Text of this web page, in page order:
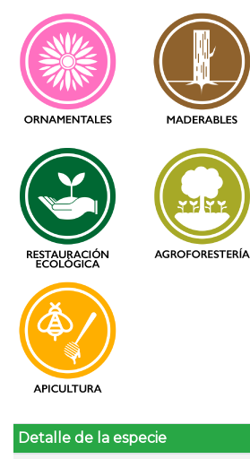
Detalle de la especie